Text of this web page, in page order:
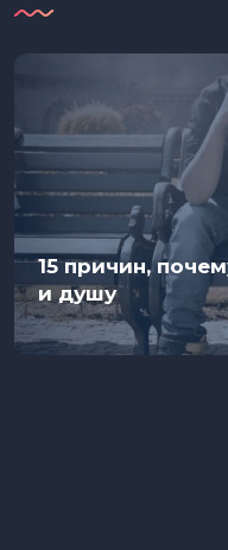
15 причин,
и душу